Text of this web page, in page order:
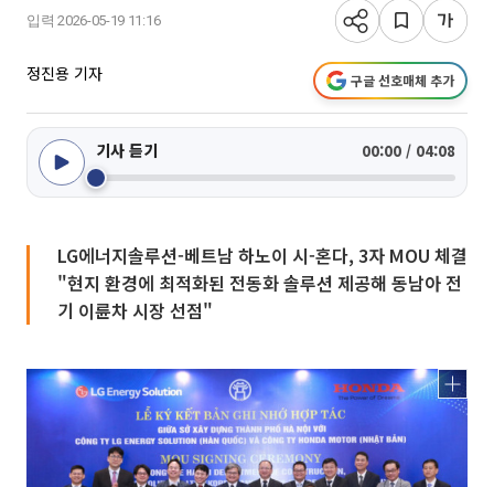
입력 2026-05-19 11:16
정진용 기자 구글 선호매체 추가
기사 듣기 00:00 / 04:08
LG에너지솔루션-베트남 하노이 시-혼다, 3자 MOU 체결
"현지 환경에 최적화된 전동화 솔루션 제공해 동남아 전
기 이륜차 시장 선점"